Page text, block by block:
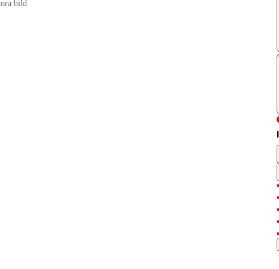
bild